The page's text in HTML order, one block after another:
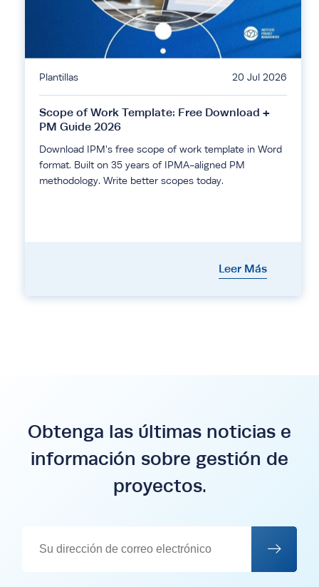
Plantillas 20 Jul 2026
Scope of Work Template: Free Download +
PM Guide 2026
Download IPM's free scope of work template in Word
format. Built on 35 years of IPMA-aligned PM
methodology. Write better scopes today.
Leer Más
Obtenga las últimas noticias e
información sobre gestión de
proyectos.